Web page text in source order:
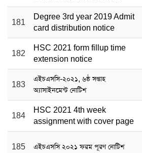
181
Degree 3rd year 2019 Admit
card distribution notice
182
HSC 2021 form fillup time
extension notice
183
এইচএসসি-২০২১, ৬ষ্ঠ সপ্তাহ
অ্যাসাইনমেন্ট নোটিশ
184
HSC 2021 4th week
assignment with cover page
185 এইচএসসি ২০২১ ফরম পূরণ নোটিশ